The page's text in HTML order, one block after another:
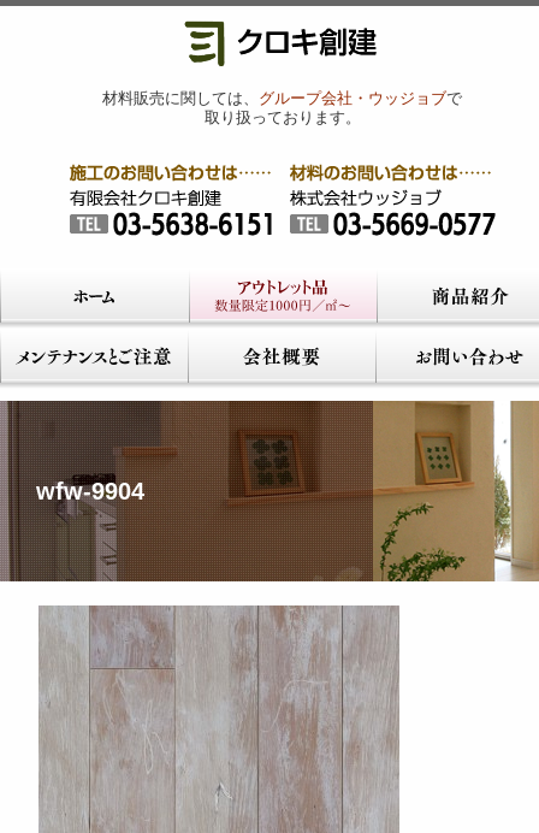
材料販売に関しては、 グループ会社・ウッジョブで
取り扱っております。
wfw-9904